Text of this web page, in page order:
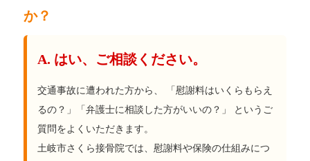
か？
A. はい、ご相談ください。
交通事故に遭われた方から、 「慰謝料はいくらもらえ
るの？」「弁護士に相談した方がいいの？」 というご
質問をよくいただきます。
土岐市さくら接骨院では、慰謝料や保険の仕組みにつ